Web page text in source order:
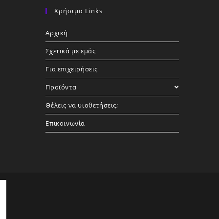
Χρήσιμα Links
Αρχική
Σχετικά με εμάς
Για επιχειρήσεις
Προϊόντα
Θέλεις να υιοθετήσεις;
Επικοινωνία